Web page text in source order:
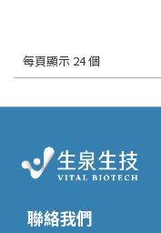
每頁顯示 24 個
聯絡我們